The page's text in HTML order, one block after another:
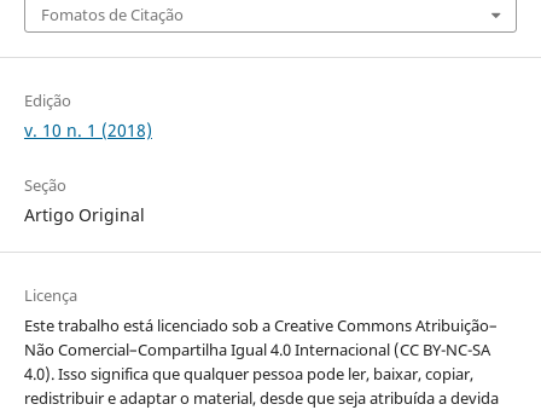
Fomatos de Citação
Edição
v. 10 n. 1 (2018)
Seção
Artigo Original
Licença
Este trabalho está licenciado sob a Creative Commons Atribuição–
Não Comercial–Compartilha Igual 4.0 Internacional (CC BY-NC-SA
4.0). Isso significa que qualquer pessoa pode ler, baixar, copiar,
redistribuir e adaptar o material, desde que seja atribuída a devida